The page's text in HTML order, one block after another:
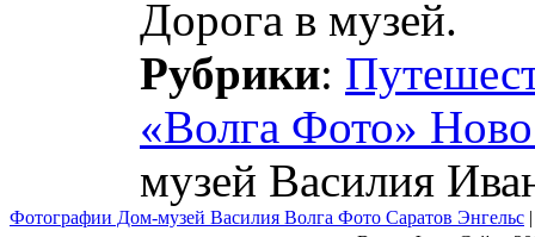
Дорога в музей.
Рубрики:
«Волга Фото»
музей Василия
Фотографии Дом-музей Василия Волга Фото Саратов Энгельс